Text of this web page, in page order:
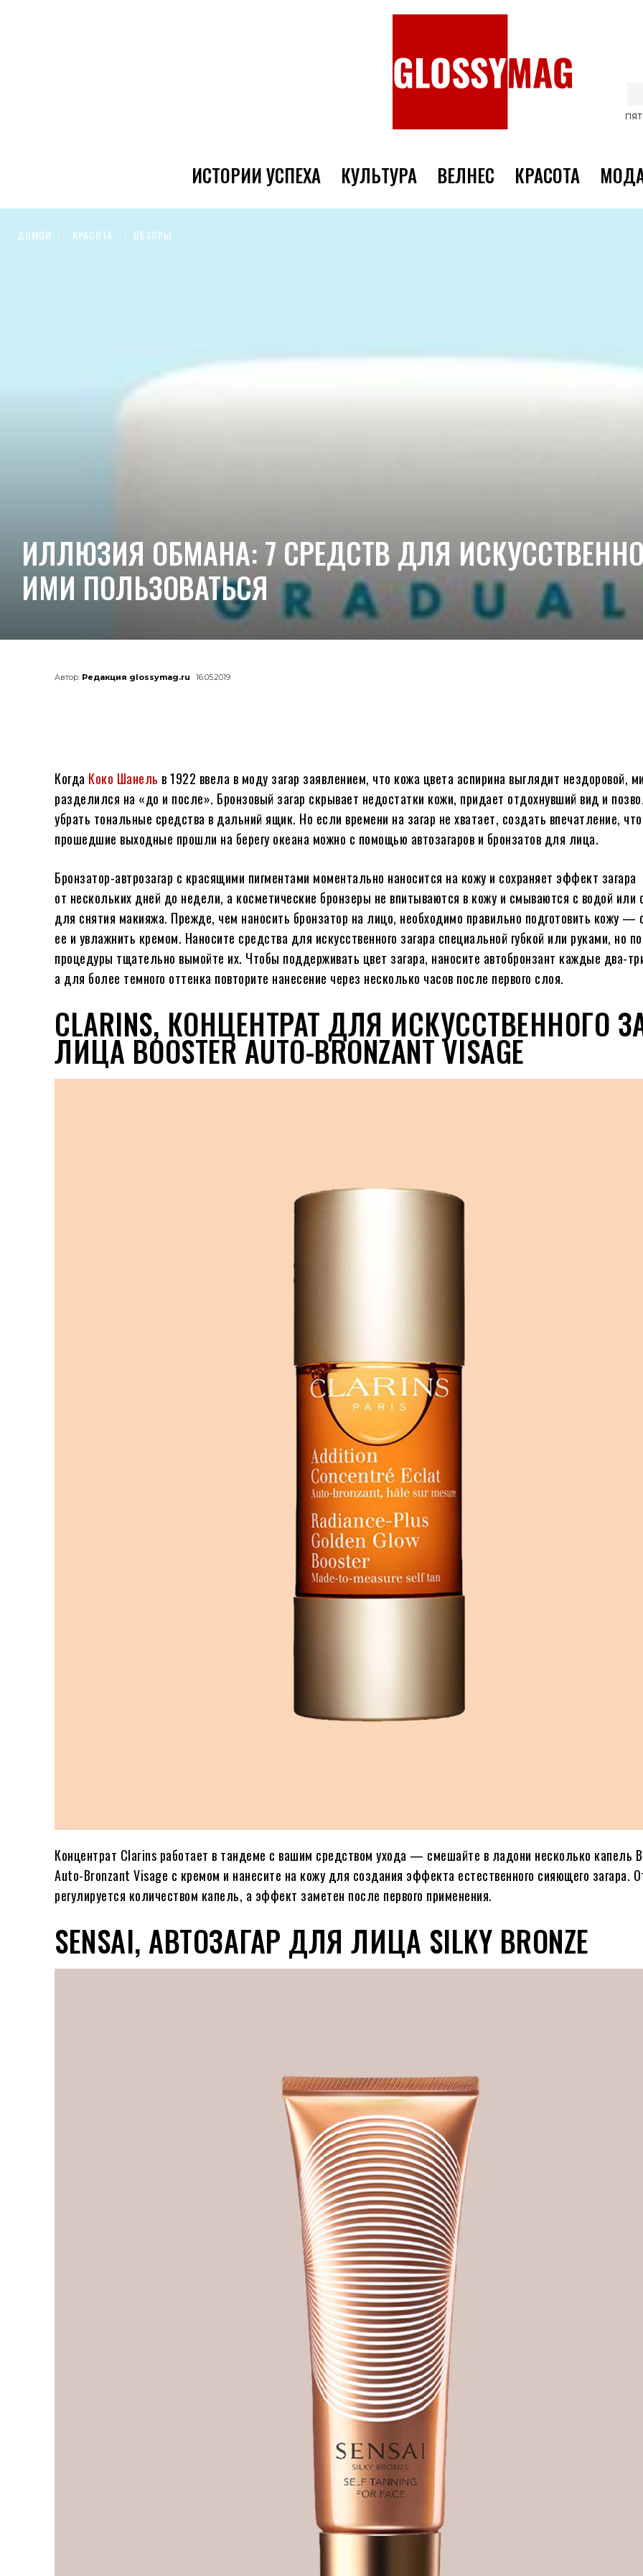
ИСТОРИИ УСПЕХА КУЛЬТУРА ВЕЛНЕС КРАСОТА
ДОМОЙ КРАСОТА ОБЗОРЫ
ИЛЛЮЗИЯ ОБМАНА: 7 СРЕДСТВ ДЛЯ
ИМИ ПОЛЬЗОВАТЬСЯ
Автор: Редакция glossymag.ru 16.05.2019
Когда Коко Шанель в 1922 ввела в моду загар заявлением, что кожа цвета аспирина выглядит нездоровой,
разделился на «до и после». Бронзовый загар скрывает недостатки кожи, придает отдохнувший вид и
убрать тональные средства в дальний ящик. Но если времени на загар не хватает, создать впечатление, что
прошедшие выходные прошли на берегу океана можно с помощью автозагаров и бронзатов для лица.
Бронзатор-автрозагар с красящими пигментами моментально наносится на кожу и сохраняет эффект загара
от нескольких дней до недели, а косметические бронзеры не впитываются в кожу и смываются с водой или
для снятия макияжа. Прежде, чем наносить бронзатор на лицо, необходимо правильно подготовить кожу —
ее и увлажнить кремом. Наносите средства для искусственного загара специальной губкой или руками, но
процедуры тщательно вымойте их. Чтобы поддерживать цвет загара, наносите автобронзант каждые два-
а для более темного оттенка повторите нанесение через несколько часов после первого слоя.
CLARINS, КОНЦЕНТРАТ ДЛЯ ИСКУССТВЕННОГО
ЛИЦА BOOSTER AUTO-BRONZANT VISAGE
Концентрат Clarins работает в тандеме с вашим средством ухода — смешайте в ладони несколько капель
Auto-Bronzant Visage с кремом и нанесите на кожу для создания эффекта естественного сияющего загара.
регулируется количеством капель, а эффект заметен после первого применения.
SENSAI, АВТОЗАГАР ДЛЯ ЛИЦА SILKY BRONZE